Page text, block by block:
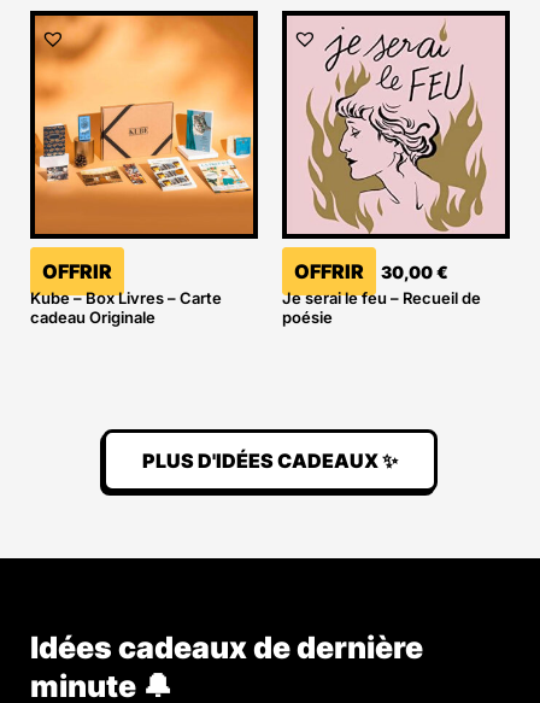
OFFRIR
Kube – Box Livres – Carte
cadeau Originale
OFFRIR 30,00€
Je serai le feu – Recueil de
poésie
PLUS D'IDÉES CADEAUX ✨
Idées cadeaux de dernière
minute 🔔